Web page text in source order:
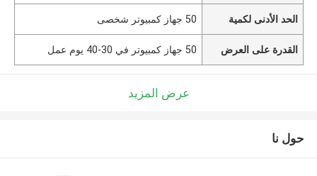
الحد الأدنى لكمية 50 جهاز كمبيوتر شخصى
القدرة على العرض 50 جهاز كمبيوتر في 30-40 يوم عمل
عرض المزيد
حول نا